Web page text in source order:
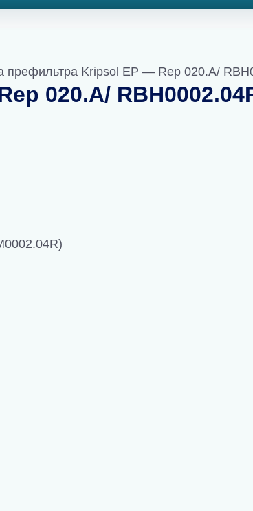
префильтра Kripsol EP — Rep 020.A/
020.A/